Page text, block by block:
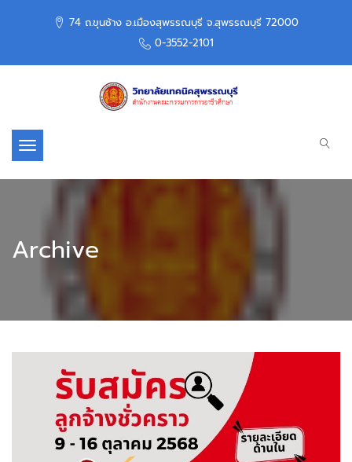
74 ถ.ขุนช้าง อ.เมืองสุพรรณบุรี จ.สุพรรณบุรี 72000
0-3552-2101
Toggle navigation
Archive